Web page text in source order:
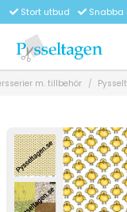
Stort utbud Snabba
m. tillbehör